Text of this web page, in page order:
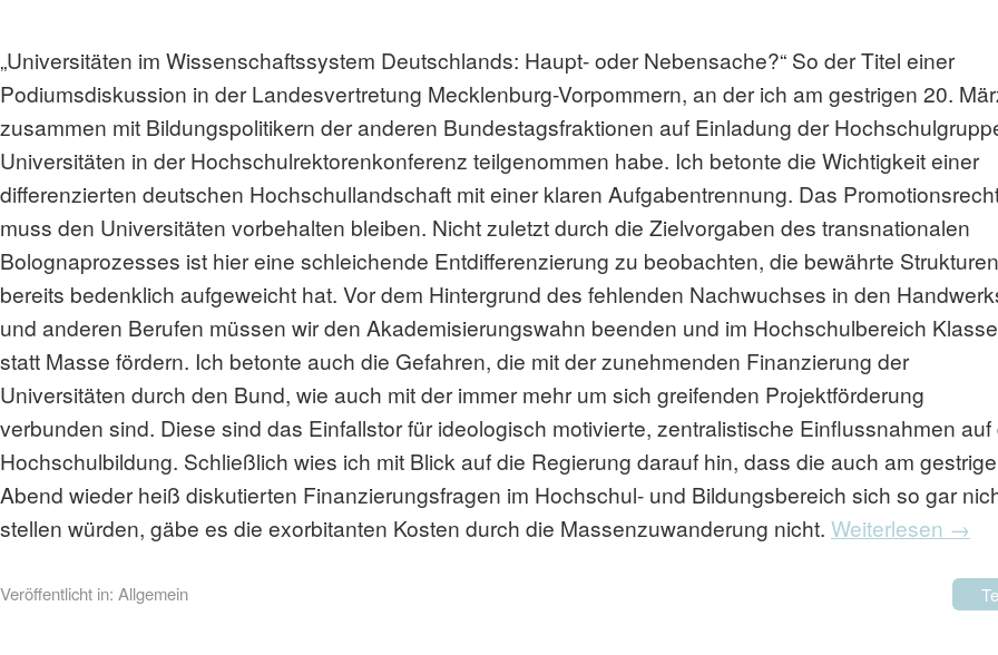
„Universitäten im Wissenschaftssystem Deutschlands: Haupt- oder Nebensache?“ So der Titel einer
Podiumsdiskussion in der Landesvertretung Mecklenburg-Vorpommern, an der ich am gestrigen 20.
zusammen mit Bildungspolitikern der anderen Bundestagsfraktionen auf Einladung der
Universitäten in der Hochschulrektorenkonferenz teilgenommen habe. Ich betonte die Wichtigkeit einer
differenzierten deutschen Hochschullandschaft mit einer klaren Aufgabentrennung. Das
muss den Universitäten vorbehalten bleiben. Nicht zuletzt durch die Zielvorgaben des transnationalen
Bolognaprozesses ist hier eine schleichende Entdifferenzierung zu beobachten, die bewährte Strukturen
bereits bedenklich aufgeweicht hat. Vor dem Hintergrund des fehlenden Nachwuchses in den
und anderen Berufen müssen wir den Akademisierungswahn beenden und im Hochschulbereich Klasse
statt Masse fördern. Ich betonte auch die Gefahren, die mit der zunehmenden Finanzierung der
Universitäten durch den Bund, wie auch mit der immer mehr um sich greifenden Projektförderung
verbunden sind. Diese sind das Einfallstor für ideologisch motivierte, zentralistische Einflussnahmen auf
Hochschulbildung. Schließlich wies ich mit Blick auf die Regierung darauf hin, dass die auch am
Abend wieder heiß diskutierten Finanzierungsfragen im Hochschul- und Bildungsbereich sich so gar
stellen würden, gäbe es die exorbitanten Kosten durch die Massenzuwanderung nicht. Weiterlesen →
Veröffentlicht in: Allgemein